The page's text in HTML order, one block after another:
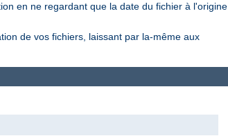
en ne regardant que la date du fichier à l'origine
de vos fichiers, laissant par la-même aux